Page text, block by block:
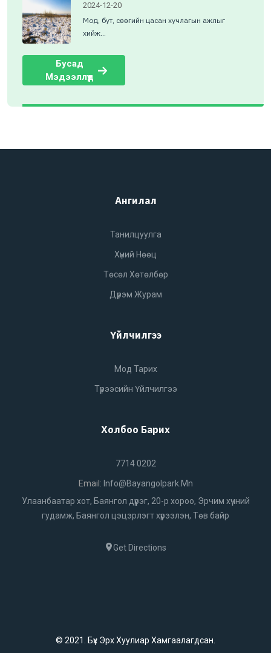
2024-12-20
Мод, бут, сөөгийн цасан хучлагын ажлыг
хийж...
Бусад
Мэдээллүүд
Ангилал
Танилцуулга
Хүний Нөөц
Төсөл Хөтөлбөр
Дүрэм Журам
Үйлчилгээ
Мод Тарих
Түрээсийн Үйлчилгээ
Холбоо Барих
7714 0202
Email: Info@bayangolpark.mn
Улаанбаатар хот, Баянгол дүүрэг, 20-р хороо, Эрчим хүчний
гудамж, Баянгол цэцэрлэгт хүрээлэн, Төв байр
Get Directions
© 2021. Бүх Эрх Хуулиар Хамгаалагдсан.